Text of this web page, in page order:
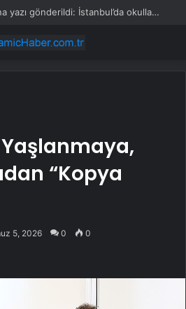
39 ilçe kaymakamlığına yazı gönderildi: İstanbul’da okullarda mescid kararı
“Kopya
5, 2026 0 0